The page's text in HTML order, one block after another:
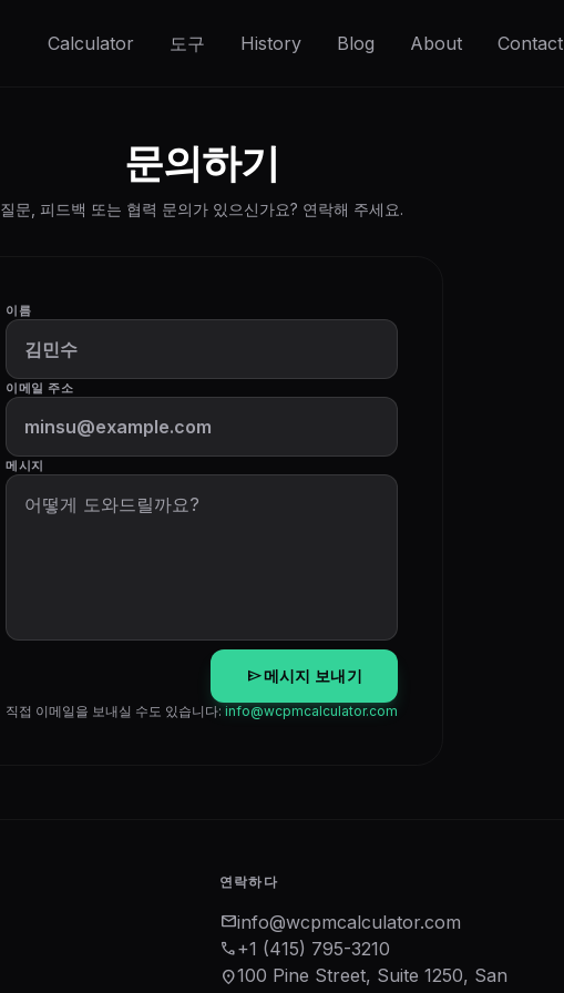
Calculator 도구 History Blog About Contact
문의하기
질문, 피드백 또는 협력 문의가 있으신가요? 연락해 주세요.
이름
이메일 주소
메시지
send메시지 보내기
직접 이메일을 보내실 수도 있습니다: info@wcpmcalculator.com
연락하다
mailinfo@wcpmcalculator.com
phone+1 (415) 795-3210
location_on100 Pine Street, Suite 1250, San